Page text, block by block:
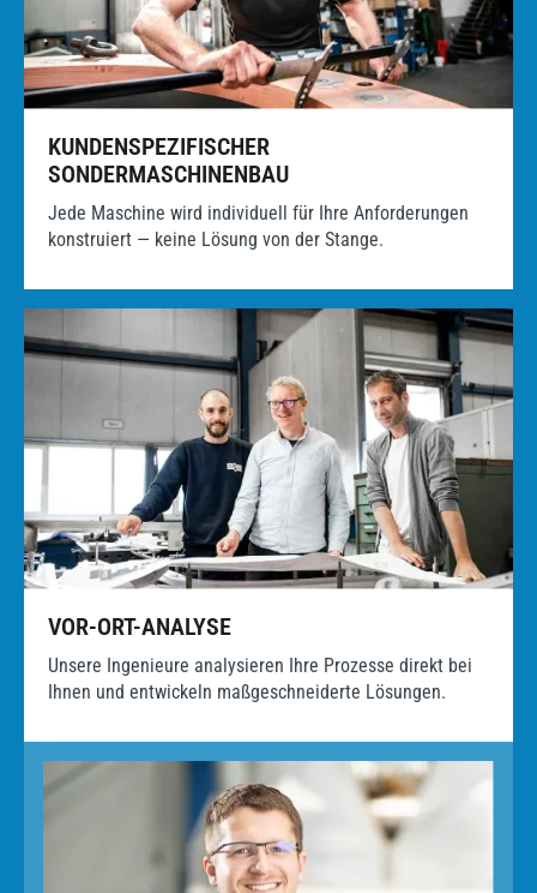
KUNDENSPEZIFISCHER
SONDERMASCHINENBAU
Jede Maschine wird individuell für Ihre Anforderungen
konstruiert — keine Lösung von der Stange.
VOR-ORT-ANALYSE
Unsere Ingenieure analysieren Ihre Prozesse direkt bei
Ihnen und entwickeln maßgeschneiderte Lösungen.